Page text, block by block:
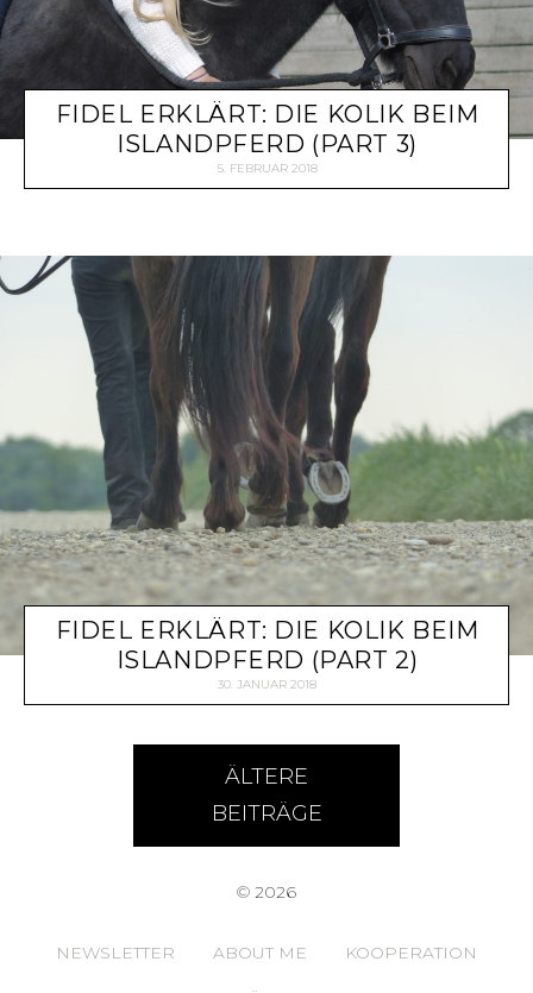
FIDEL ERKLÄRT: DIE KOLIK BEIM
ISLANDPFERD (PART 3)
5. FEBRUAR 2018
FIDEL ERKLÄRT: DIE KOLIK BEIM
ISLANDPFERD (PART 2)
30. JANUAR 2018
ÄLTERE
BEITRÄGE
© 2026
NEWSLETTER ABOUT ME KOOPERATION